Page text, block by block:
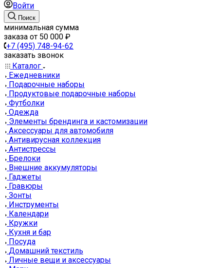
Войти
Поиск
минимальная сумма
заказа от 50 000 ₽
+7 (495) 748-94-62
заказать звонок
Каталог
Ежедневники
Подарочные наборы
Продуктовые подарочные наборы
Футболки
Одежда
Элементы брендинга и кастомизации
Аксессуары для автомобиля
Антивирусная коллекция
Антистрессы
Брелоки
Внешние аккумуляторы
Гаджеты
Гравюры
Зонты
Инструменты
Календари
Кружки
Кухня и бар
Посуда
Домашний текстиль
Личные вещи и аксессуары